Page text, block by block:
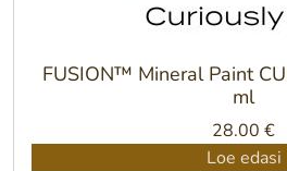
FUSION™ Mineral Paint
ml
28.00 €
Loe edasi